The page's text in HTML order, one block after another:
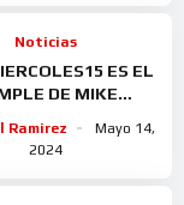
Noticias
ES EL
DE MIKE
Ramirez
Mayo 14,
2024